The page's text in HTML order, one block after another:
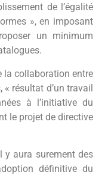
de l’égalité
», en imposant
un minimum
la collaboration entre
résultat d’un travail
à l’initiative du
le projet de directive
y aura surement des
définitive du